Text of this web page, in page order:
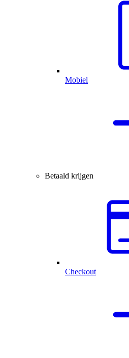
Mobiel
Betaald krijgen
Checkout